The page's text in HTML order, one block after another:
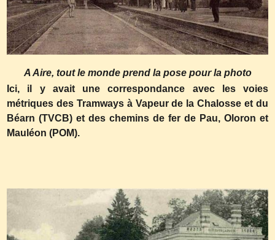
A Aire, tout le monde prend la pose pour la photo
Ici, il y avait une correspondance avec les voies
métriques des Tramways à Vapeur de la Chalosse et du
Béarn (TVCB) et des chemins de fer de Pau, Oloron et
Mauléon (POM).